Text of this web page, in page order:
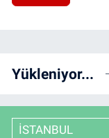
Yükleniyor...
İSTANBUL